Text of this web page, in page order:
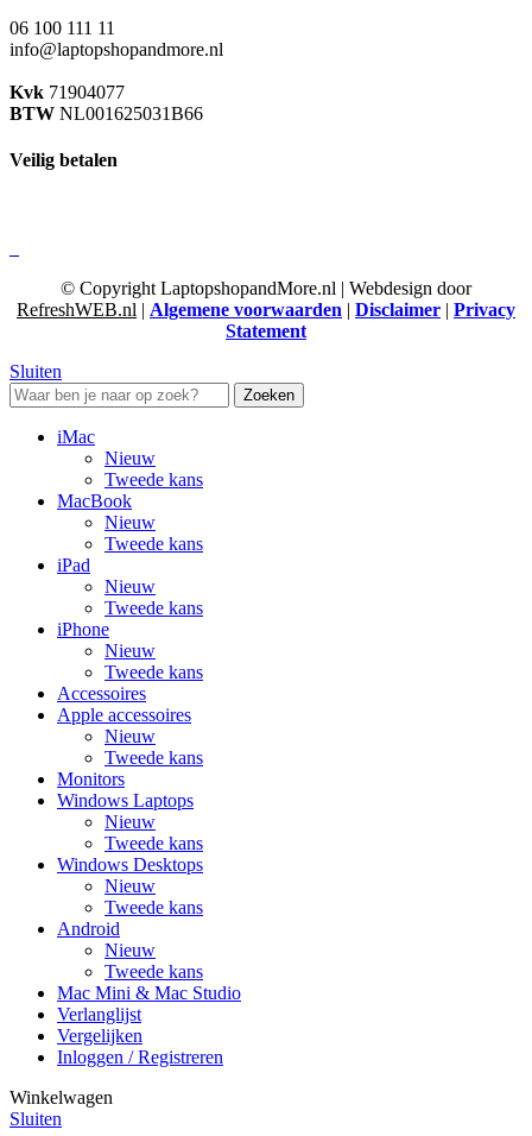
06 100 111 11
info@laptopshopandmore.nl
Kvk 71904077
BTW NL001625031B66
Veilig betalen
© Copyright LaptopshopandMore.nl | Webdesign door
RefreshWEB.nl | Algemene voorwaarden | Disclaimer | Privacy
Statement
Sluiten
Zoeken
iMac
Nieuw
Tweede kans
MacBook
Nieuw
Tweede kans
iPad
Nieuw
Tweede kans
iPhone
Nieuw
Tweede kans
Accessoires
Apple accessoires
Nieuw
Tweede kans
Monitors
Windows Laptops
Nieuw
Tweede kans
Windows Desktops
Nieuw
Tweede kans
Android
Nieuw
Tweede kans
Mac Mini & Mac Studio
Verlanglijst
Vergelijken
Inloggen / Registreren
Winkelwagen
Sluiten